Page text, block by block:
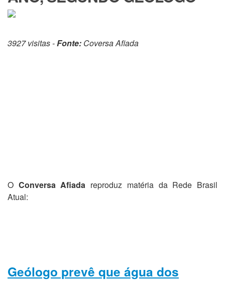
3927 visitas -Fonte: Coversa Afiada
O Conversa Afiada reproduz matéria da Rede Brasil
Atual:
Geólogo prevê que água dos